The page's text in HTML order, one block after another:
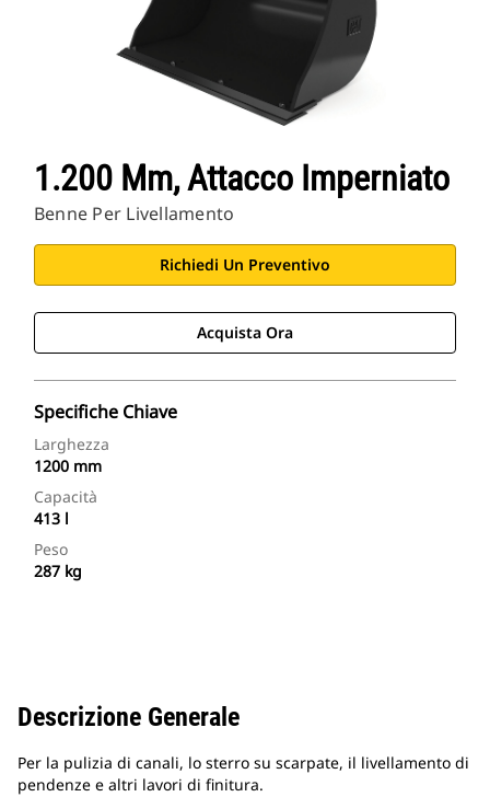
1.200 Mm, Attacco Imperniato
Benne Per Livellamento
Richiedi Un Preventivo
Acquista Ora
Specifiche Chiave
Larghezza
1200 mm
Capacità
413 l
Peso
287 kg
Descrizione Generale
Per la pulizia di canali, lo sterro su scarpate, il livellamento di
pendenze e altri lavori di finitura.